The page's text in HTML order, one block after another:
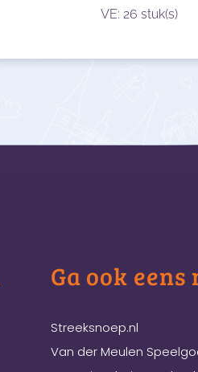
VE: 26 stuk(s)
Ga ook eens
Streeksnoep.nl
Van der Meulen